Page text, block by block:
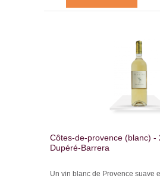
Côtes-de-provence (blanc) -
Dupéré-Barrera
Un vin blanc de Provence suave